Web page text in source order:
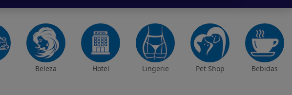
Beleza Hotel Lingerie Pet Shop Bebidas